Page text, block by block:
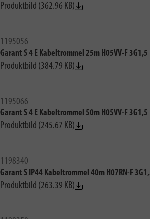
Produktbild (362.96 KB)
1195056
Garant S 4 E Kabeltrommel 25m H05VV-F 3G1,5
Produktbild (384.79 KB)
1195066
Garant S 4 E Kabeltrommel 50m H05VV-F 3G1,5
Produktbild (245.67 KB)
1198340
Garant S IP44 Kabeltrommel 40m H07RN-F
Produktbild (263.39 KB)